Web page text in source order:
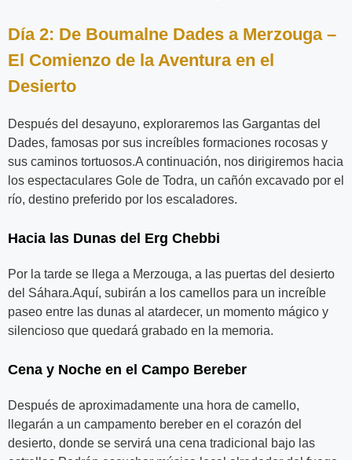
Día 2: De Boumalne Dades a Merzouga –
El Comienzo de la Aventura en el
Desierto
Después del desayuno, exploraremos las Gargantas del
Dades, famosas por sus increíbles formaciones rocosas y
sus caminos tortuosos.A continuación, nos dirigiremos hacia
los espectaculares Gole de Todra, un cañón excavado por el
río, destino preferido por los escaladores.
Hacia las Dunas del Erg Chebbi
Por la tarde se llega a Merzouga, a las puertas del desierto
del Sáhara.Aquí, subirán a los camellos para un increíble
paseo entre las dunas al atardecer, un momento mágico y
silencioso que quedará grabado en la memoria.
Cena y Noche en el Campo Bereber
Después de aproximadamente una hora de camello,
llegarán a un campamento bereber en el corazón del
desierto, donde se servirá una cena tradicional bajo las